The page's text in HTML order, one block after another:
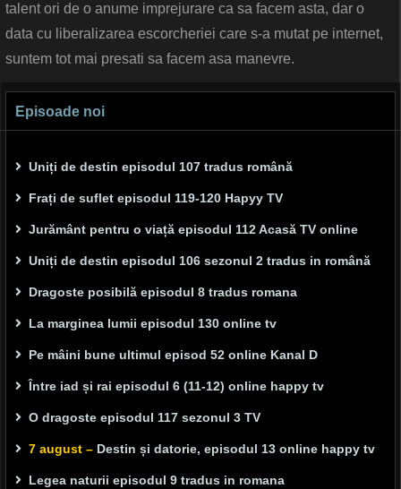
talent ori de o anume imprejurare ca sa facem asta, dar o
data cu liberalizarea escorcheriei care s-a mutat pe internet,
suntem tot mai presati sa facem asa manevre.
Episoade noi
Uniți de destin episodul 107 tradus română
Frați de suflet episodul 119-120 Hapyy TV
Jurământ pentru o viață episodul 112 Acasă TV online
Uniți de destin episodul 106 sezonul 2 tradus in română
Dragoste posibilă episodul 8 tradus romana
La marginea lumii episodul 130 online tv
Pe mâini bune ultimul episod 52 online Kanal D
Între iad și rai episodul 6 (11-12) online happy tv
O dragoste episodul 117 sezonul 3 TV
7 august – Destin și datorie, episodul 13 online happy tv
Legea naturii episodul 9 tradus in romana